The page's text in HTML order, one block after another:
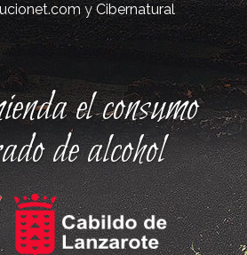
yCibernatural
el consumo
de alcohol